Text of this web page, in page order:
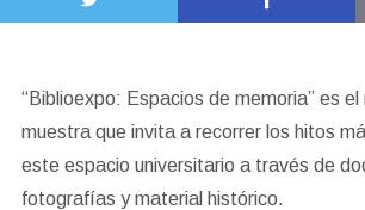
“Biblioexpo: Espacios de memoria” es el
muestra que invita a recorrer los hitos
este espacio universitario a través de
fotografías y material histórico.